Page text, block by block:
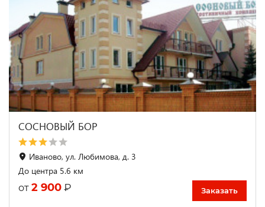
СОСНОВЫЙ БОР
Иваново, ул. Любимова, д. 3
До центра 5.6 км
от 2 900 ₽ Заказать